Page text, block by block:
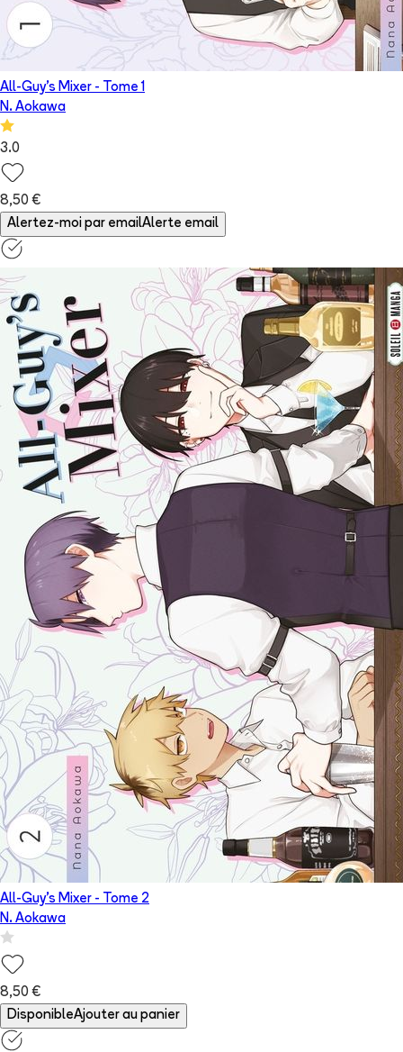
All-Guy's Mixer - Tome 1
N. Aokawa
3.0
8,50 €
Alertez-moi par emailAlerte email
All-Guy's Mixer - Tome 2
N. Aokawa
8,50 €
DisponibleAjouter au panier